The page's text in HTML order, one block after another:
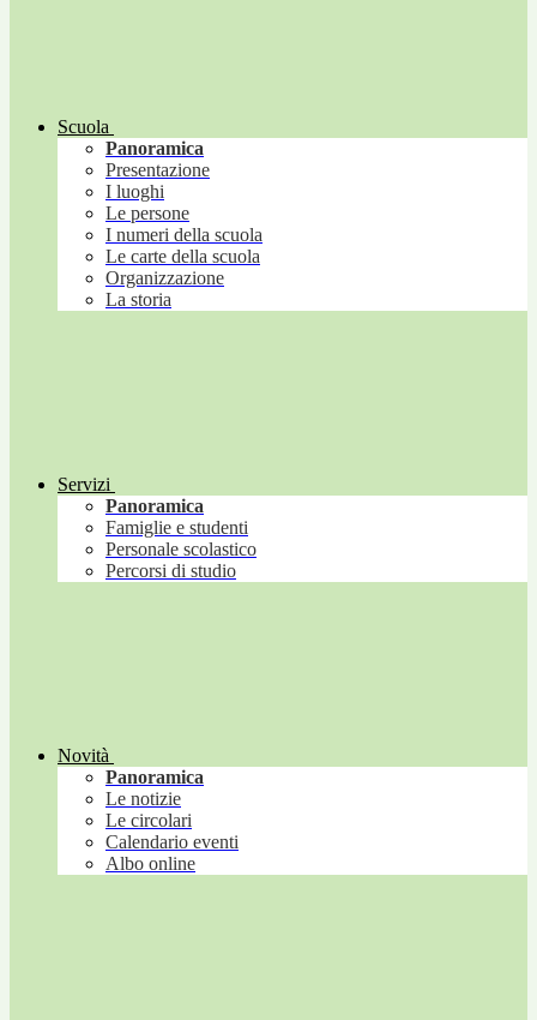
Scuola
Panoramica
Presentazione
I luoghi
Le persone
I numeri della scuola
Le carte della scuola
Organizzazione
La storia
Servizi
Panoramica
Famiglie e studenti
Personale scolastico
Percorsi di studio
Novità
Panoramica
Le notizie
Le circolari
Calendario eventi
Albo online